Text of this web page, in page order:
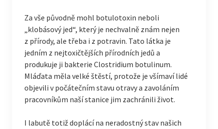
Za vše původně mohl botulotoxin neboli
„klobásový jed“, který je nechvalně znám nejen
z přírody, ale třeba i z potravin. Tato látka je
jedním z nejtoxičtějších přírodních jedů a
produkuje ji bakterie Clostridium botulinum.
Mláďata měla velké štěstí, protože je všímaví lidé
objevili v počátečním stavu otravy a zavoláním
pracovníkům naší stanice jim zachránili život.
I labutě totiž doplácí na neradostný stav našich